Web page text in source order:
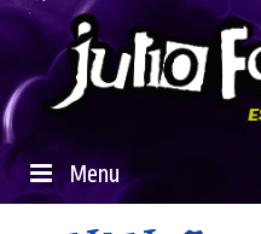
Menu